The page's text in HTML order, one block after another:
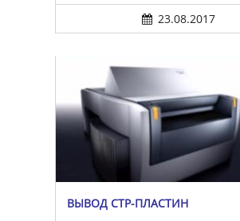
23.08.2017
ВЫВОД CTP-ПЛАСТИН